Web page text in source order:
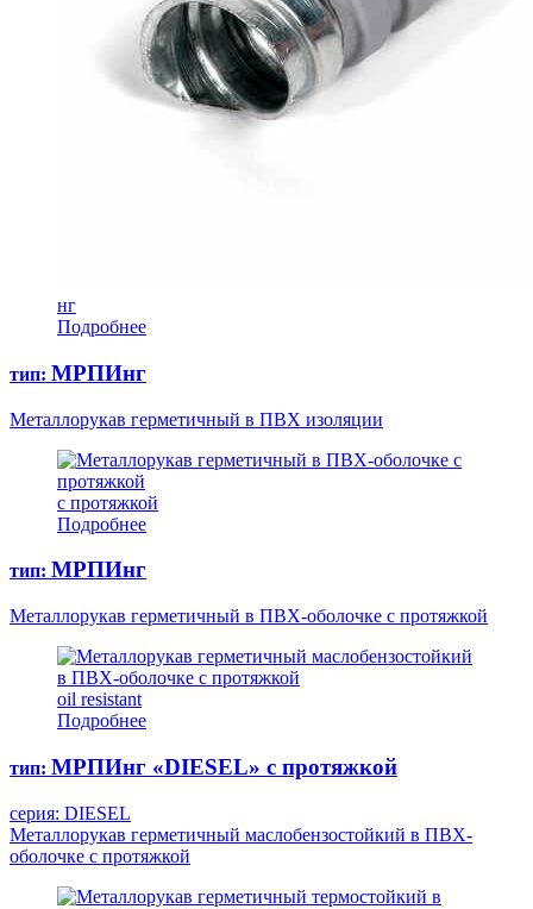
нг
Подробнее
тип: МРПИнг
Металлорукав герметичный в ПВХ изоляции
с протяжкой
Подробнее
тип: МРПИнг
Металлорукав герметичный в ПВХ-оболочке с протяжкой
oil resistant
Подробнее
тип: МРПИнг «DIESEL» с протяжкой
серия: DIESEL
Металлорукав герметичный маслобензостойкий в ПВХ-
оболочке с протяжкой